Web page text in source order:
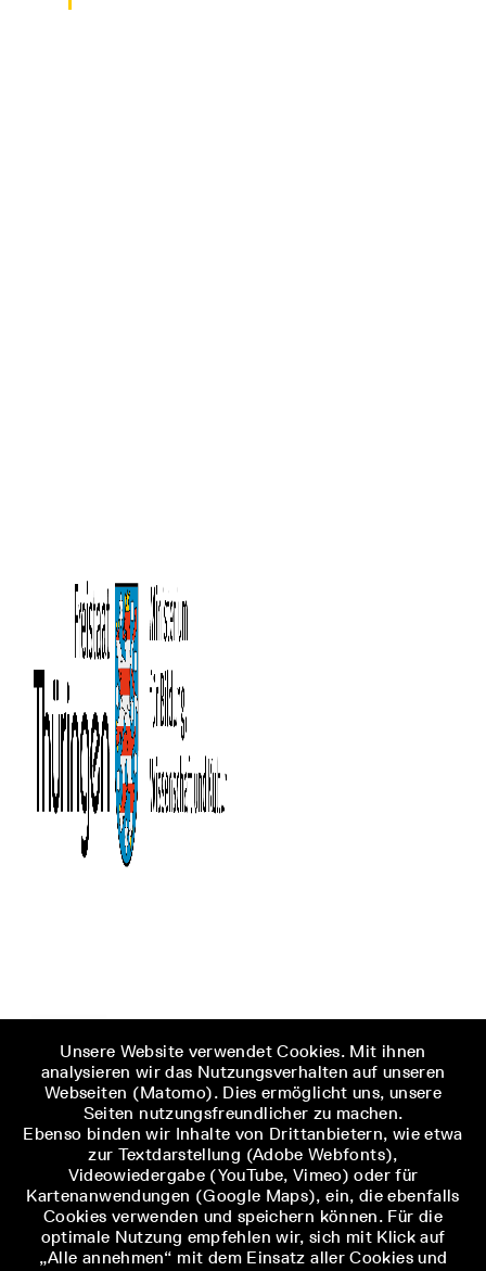
Unsere Website verwendet Cookies. Mit ihnen
analysieren wir das Nutzungsverhalten auf unseren
Webseiten (Matomo). Dies ermöglicht uns, unsere
Seiten nutzungsfreundlicher zu machen.
Ebenso binden wir Inhalte von Drittanbietern, wie etwa
zur Textdarstellung (Adobe Webfonts),
Videowiedergabe (YouTube, Vimeo) oder für
Kartenanwendungen (Google Maps), ein, die ebenfalls
Cookies verwenden und speichern können. Für die
optimale Nutzung empfehlen wir, sich mit Klick auf
„Alle annehmen“ mit dem Einsatz aller Cookies und